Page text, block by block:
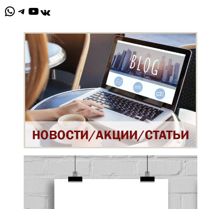
WhatsApp Telegram YouTube ВКонтакте